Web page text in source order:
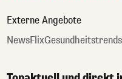
Externe Angebote
NewsFlix